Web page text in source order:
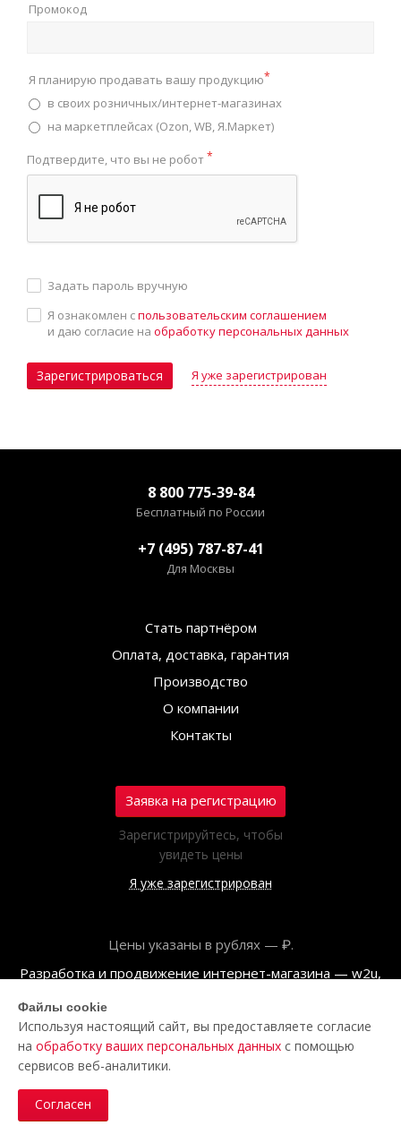
Промокод
Я планирую продавать вашу продукцию*
в своих розничных/интернет-магазинах
на маркетплейсах (Ozon, WB, Я.Маркет)
Подтвердите, что вы не робот*
Задать пароль вручную
Я ознакомлен спользовательским соглашением
и даю согласие на обработку персональных данных
Зарегистрироваться Я уже зарегистрирован
8 800 775-39-84
Бесплатный по России
+7 (495) 787-87-41
Для Москвы
Стать партнёром
Оплата, доставка, гарантия
Производство
О компании
Контакты
Заявка на регистрацию
Зарегистрируйтесь, чтобы
увидеть цены
Я уже зарегистрирован
Цены указаны в рублях — ₽.
Разработка и продвижение интернет-магазина — w2u,
© ООО «Полар центр», 2026
Пользовательское соглашение
Политика обработки персональных данных
Файлы cookie
Используя настоящий сайт, вы предоставляете согласие
на обработку ваших персональных данных с помощью
сервисов веб-аналитики.
Согласен